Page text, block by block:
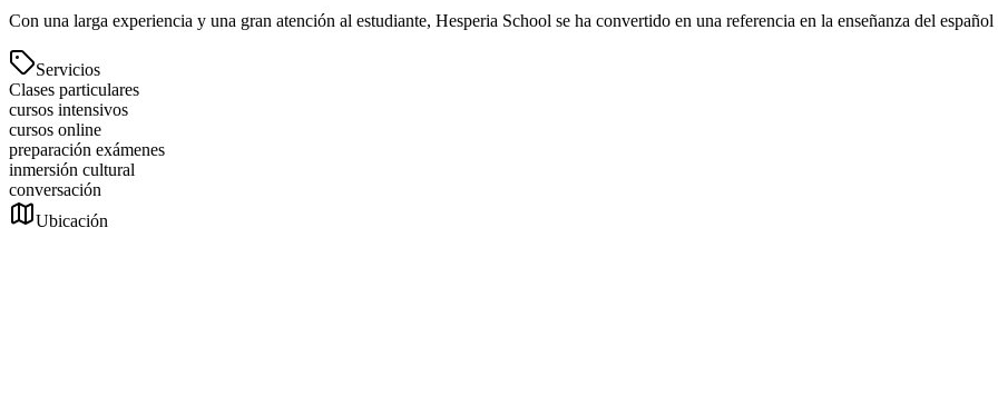
Con una larga experiencia y una gran atención al estudiante, Hesperia School se ha convertido en una referencia en la enseñanza del
Servicios
Clases particulares
cursos intensivos
cursos online
preparación exámenes
inmersión cultural
conversación
Ubicación